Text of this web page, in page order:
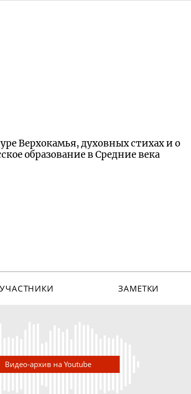
Верхокамья, духовных стихах и о
образование в Средние века
УЧАСТНИКИ ЗАМЕТКИ
Видео-архив на Youtube